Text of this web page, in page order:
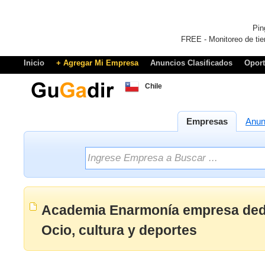
FREE - Monitoreo de
Inicio + Agregar Mi Empresa Anuncios Clasificados
Chile
Empresas
Academia Enarmonía empresa
Ocio, cultura y deportes